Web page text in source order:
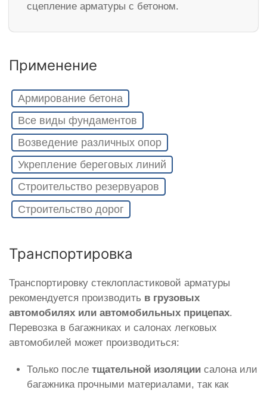
сцепление арматуры с бетоном.
Применение
Армирование бетона
Все виды фундаментов
Возведение различных опор
Укрепление береговых линий
Строительство резервуаров
Строительство дорог
Транспортировка
Транспортировку стеклопластиковой арматуры
рекомендуется производить в грузовых
автомобилях или автомобильных прицепах.
Перевозка в багажниках и салонах легковых
автомобилей может производиться:
Только после тщательной изоляции салона или
багажника прочными материалами, так как